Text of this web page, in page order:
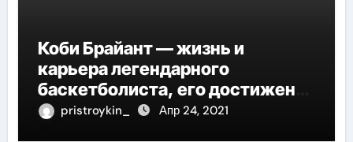
Коби Брайант — жизнь и
карьера легендарного
баскетболиста, его достижения
и наследие
pristroykin_ Апр 24, 2021